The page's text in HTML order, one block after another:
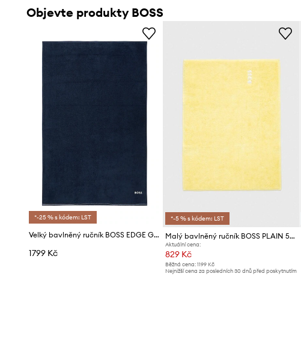
Objevte produkty BOSS
*-25 % s kódem: LST
Velký bavlněný ručník BOSS EDGE Galaxy 100 x 150 cm
1799 Kč
*-5 % s kódem: LST
Malý bavlněný ručník BOSS PLAIN 50 x 70 cm
Aktuální cena:
829 Kč
Běžná cena:1199 Kč
Nejnižší cena za posledních 30 dnů před poskytnutím